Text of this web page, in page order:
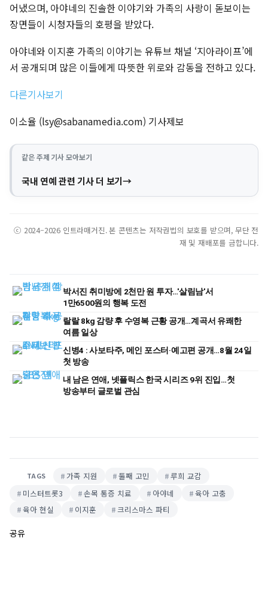
어냈으며, 아야네의 진솔한 이야기와 가족의 사랑이 돋보이는
장면들이 시청자들의 호평을 받았다.
아야네와 이지훈 가족의 이야기는 유튜브 채널 ‘지아라이프’에
서 공개되며 많은 이들에게 따뜻한 위로와 감동을 전하고 있다.
다른기사보기
이소율 (lsy@sabanamedia.com) 기사제보
같은 주제 기사 모아보기
국내 연예 관련 기사 더 보기
ⓒ 2024–2026 인트라매거진. 본 콘텐츠는 저작권법의 보호를 받으며, 무단 전
재 및 재배포를 금합니다.
박서진 취미방에 2천만 원 투자…'살림남'서
1만6500원의 행복 도전
랄랄 8kg 감량 후 수영복 근황 공개…계곡서 유쾌한
여름 일상
신병4 : 사보타주, 메인 포스터·예고편 공개…8월 24일
첫 방송
내 남은 연애, 넷플릭스 한국 시리즈 9위 진입…첫
방송부터 글로벌 관심
TAGS 가족 지원 둘째 고민
루희 교감
미스터트롯3
손목 통증 치료 아야네
육아 고충
육아 현실
이지훈 크리스마스 파티
공유